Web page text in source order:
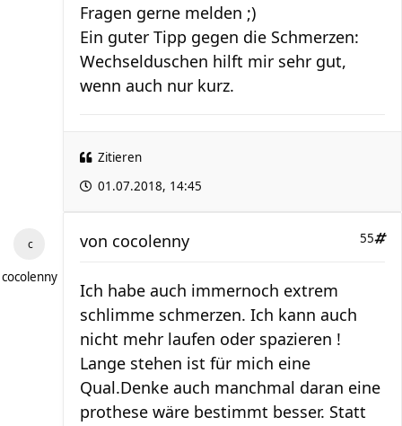
Fragen gerne melden ;)
Ein guter Tipp gegen die Schmerzen:
Wechselduschen hilft mir sehr gut,
wenn auch nur kurz.
Zitieren
01.07.2018, 14:45
cocolenny
55
von cocolenny
Ich habe auch immernoch extrem
schlimme schmerzen. Ich kann auch
nicht mehr laufen oder spazieren !
Lange stehen ist für mich eine
Qual.Denke auch manchmal daran eine
prothese wäre bestimmt besser. Statt